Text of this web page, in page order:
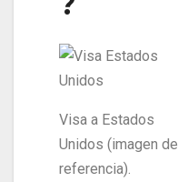
Visa a Estados
Unidos (imagen de
referencia).